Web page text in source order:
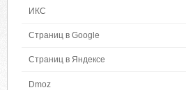
ИКС
Страниц в Google
Страниц в Яндексе
Dmoz